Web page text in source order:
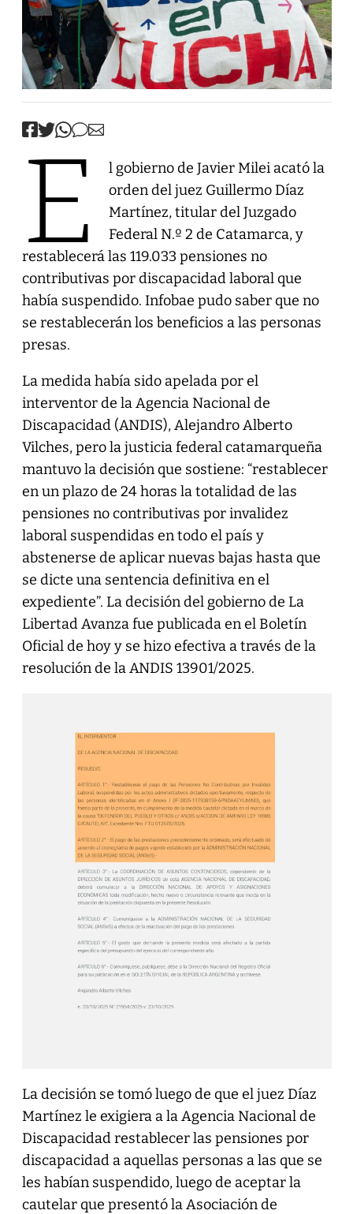
E
l gobierno de Javier Milei acató la
orden del juez Guillermo Díaz
Martínez, titular del Juzgado
Federal N.º 2 de Catamarca, y
restablecerá las 119.033 pensiones no
contributivas por discapacidad laboral que
había suspendido. Infobae pudo saber que no
se restablecerán los beneficios a las personas
presas.
La medida había sido apelada por el
interventor de la Agencia Nacional de
Discapacidad (ANDIS), Alejandro Alberto
Vilches, pero la justicia federal catamarqueña
mantuvo la decisión que sostiene: “restablecer
en un plazo de 24 horas la totalidad de las
pensiones no contributivas por invalidez
laboral suspendidas en todo el país y
abstenerse de aplicar nuevas bajas hasta que
se dicte una sentencia definitiva en el
expediente”. La decisión del gobierno de La
Libertad Avanza fue publicada en el Boletín
Oficial de hoy y se hizo efectiva a través de la
resolución de la ANDIS 13901/2025.
La decisión se tomó luego de que el juez Díaz
Martínez le exigiera a la Agencia Nacional de
Discapacidad restablecer las pensiones por
discapacidad a aquellas personas a las que se
les habían suspendido, luego de aceptar la
cautelar que presentó la Asociación de